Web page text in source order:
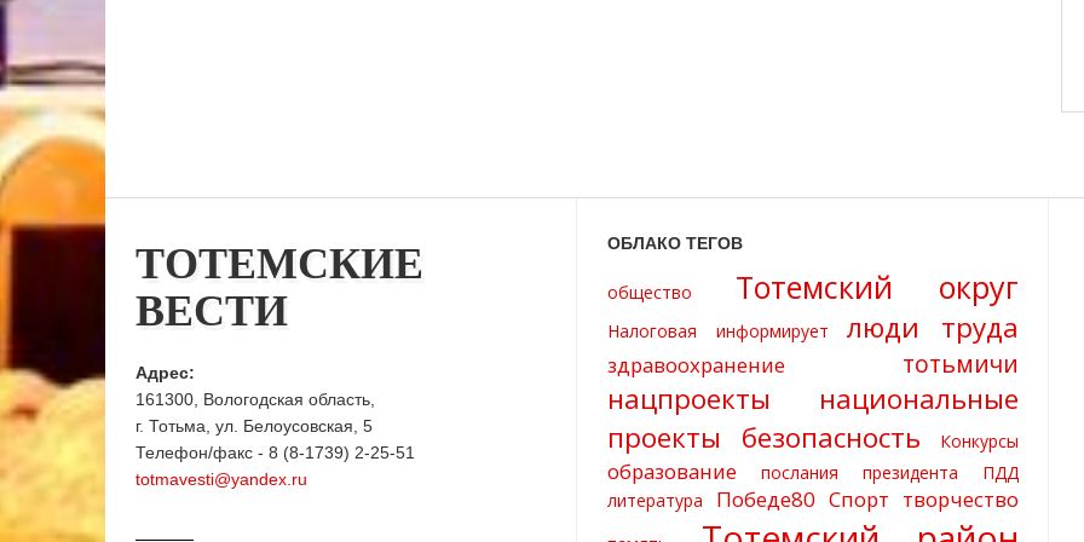
ТОТЕМСКИЕ
ВЕСТИ
Адрес:
161300, Вологодская область,
г. Тотьма, ул. Белоусовская, 5
Телефон/факс - 8 (8-1739) 2-25-51
totmavesti@yandex.ru
ОБЛАКО ТЕГОВ
общество Тотемский округ
Налоговая информирует люди труда
здравоохранение тотьмичи
нацпроекты
национальные
проекты
безопасность Конкурсы
образование послания президента
ПДД
литература
Победе80 Спорт творчество